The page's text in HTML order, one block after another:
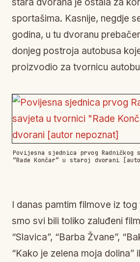
stara dvorana je ostala za
sportašima. Kasnije, negdje
godina, u tu dvoranu
donjeg postroja autobusa
proizvodio za tvornicu
Povijesna sjednica prvog
“Rade Končar” u staroj dvorani
I danas pamtim filmove iz
smo svi bili toliko zaluđeni
“Slavica”, “Barba Žvane”,
“Kako je zelena moja dolina”